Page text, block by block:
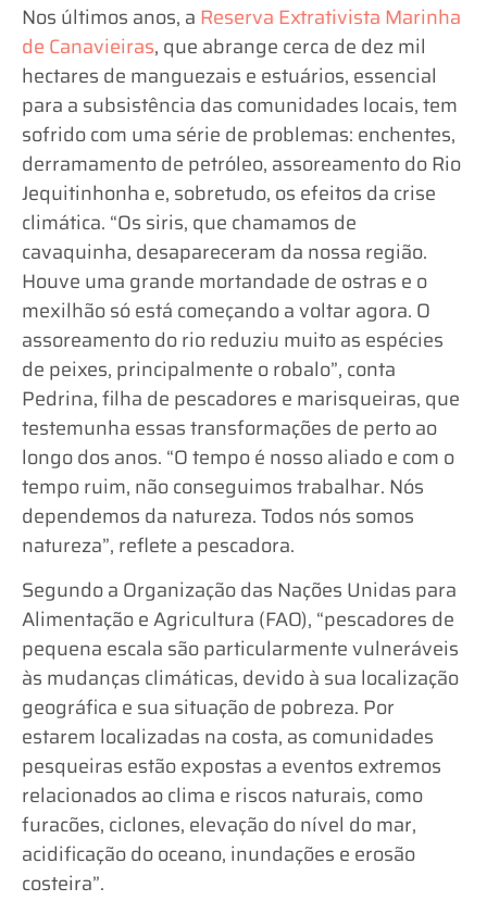
Nos últimos anos, a Reserva Extrativista Marinha
de Canavieiras, que abrange cerca de dez mil
hectares de manguezais e estuários, essencial
para a subsistência das comunidades locais, tem
sofrido com uma série de problemas: enchentes,
derramamento de petróleo, assoreamento do Rio
Jequitinhonha e, sobretudo, os efeitos da crise
climática. “Os siris, que chamamos de
cavaquinha, desapareceram da nossa região.
Houve uma grande mortandade de ostras e o
mexilhão só está começando a voltar agora. O
assoreamento do rio reduziu muito as espécies
de peixes, principalmente o robalo”, conta
Pedrina, filha de pescadores e marisqueiras, que
testemunha essas transformações de perto ao
longo dos anos. “O tempo é nosso aliado e com o
tempo ruim, não conseguimos trabalhar. Nós
dependemos da natureza. Todos nós somos
natureza”, reflete a pescadora.
Segundo a Organização das Nações Unidas para
Alimentação e Agricultura (FAO), “pescadores de
pequena escala são particularmente vulneráveis ​​
às mudanças climáticas, devido à sua localização
geográfica e sua situação de pobreza. Por
estarem localizadas na costa, as comunidades
pesqueiras estão expostas a eventos extremos
relacionados ao clima e riscos naturais, como
furacões, ciclones, elevação do nível do mar,
acidificação do oceano, inundações e erosão
costeira”.